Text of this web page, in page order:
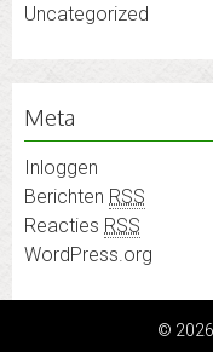
Uncategorized
Meta
Inloggen
Berichten RSS
Reacties RSS
WordPress.org
©